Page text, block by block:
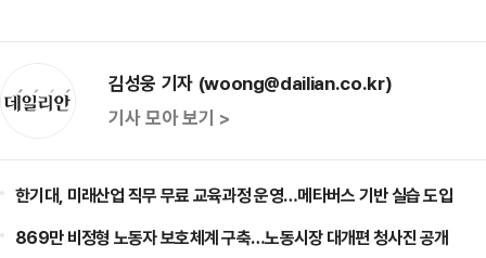
김성웅 기자 (woong@dailian.co.kr)
기사 모아 보기 >
한기대, 미래산업 직무 무료 교육과정 운영…메타버스 기반 실습 도입
869만 비정형 노동자 보호체계 구축…노동시장 대개편 청사진 공개